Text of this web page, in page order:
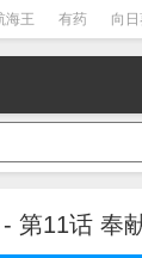
海王 有药 向
柯南 阴阳师
第11话 奉